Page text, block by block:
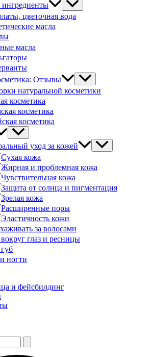
ингредиенты
цветочная вода
масла
масла
Отзывы
натуральной косметики
косметика
косметика
косметика
уход за кожей
Сухая кожа
Жирная и проблемная кожа
Чувствительная кожа
Защита от солнца и пигментация
Зрелая кожа
Расширенные поры
Эластичность кожи
за волосами
глаз и ресницы
ногти
и фейсбилдинг